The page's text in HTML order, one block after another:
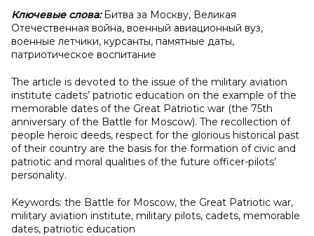
Ключевые слова:Битва за Москву, Великая
Отечественная война, военный авиационный вуз,
военные летчики, курсанты, памятные даты,
патриотическое воспитание
The article is devoted to the issue of the military aviation
institute cadets’ patriotic education on the example of the
memorable dates of the Great Patriotic war (the 75th
anniversary of the Battle for Moscow). The recollection of
people heroic deeds, respect for the glorious historical past
of their country are the basis for the formation of civic and
patriotic and moral qualities of the future officer-pilots’
personality.
Keywords: the Battle for Moscow, the Great Patriotic war,
military aviation institute, military pilots, cadets, memorable
dates, patriotic education